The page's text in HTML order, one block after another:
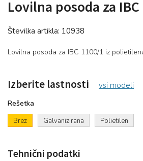
Lovilna posoda za
Številka artikla: 10938
Lovilna posoda za IBC 1100/1 iz
Izberite lastnosti vsi modeli
Rešetka
Brez Galvanizirana Polietilen
Tehnični podatki